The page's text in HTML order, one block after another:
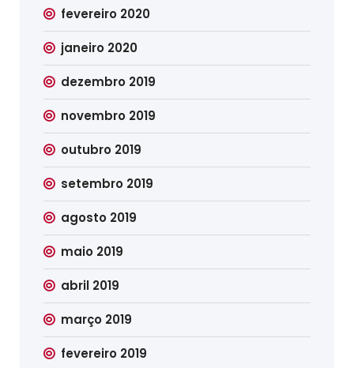
fevereiro 2020
janeiro 2020
dezembro 2019
novembro 2019
outubro 2019
setembro 2019
agosto 2019
maio 2019
abril 2019
março 2019
fevereiro 2019